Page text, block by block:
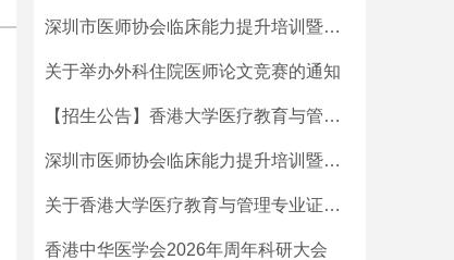
深圳市医师协会临床能力提升培训暨学术活动一览表（7月27日-8月2日）
关于举办外科住院医师论文竞赛的通知
【招生公告】香港大学医疗教育与管理专业证书
深圳市医师协会临床能力提升培训暨学术活动一览表（7月20日-7月26日）
关于香港大学医疗教育与管理专业证书课程班招生通知
香港中华医学会2026年周年科研大会